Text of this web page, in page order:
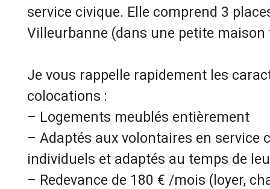
service civique. Elle comprend 3
Villeurbanne (dans une petite
Je vous rappelle rapidement les
colocations :
– Logements meublés entièrement
– Adaptés aux volontaires en service
individuels et adaptés au temps de
– Redevance de 180 € /mois (loyer,